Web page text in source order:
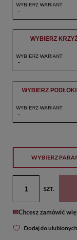
KOLOR
WYBIERZ WARIANT
-
WYBIERZ
WYBIERZ WARIANT
-
WYBIERZ
WYBIERZ WARIANT
-
WYBIERZ
SZT.
Chcesz zamówić
Dodaj do ulubionych